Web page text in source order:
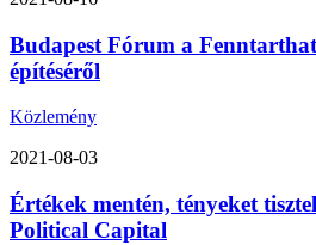
Budapest Fórum a
építéséről
Közlemény
2021-08-03
Értékek mentén, tényeket
Political Capital